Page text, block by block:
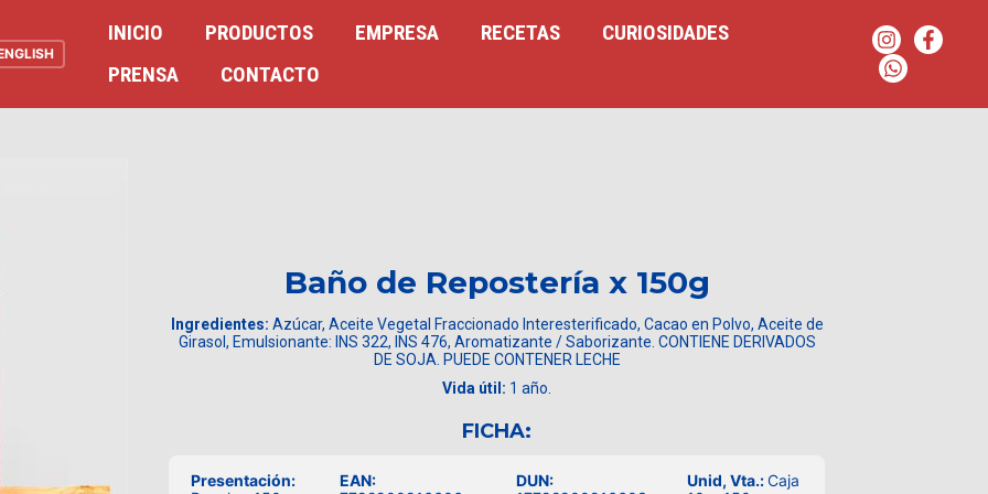
INICIO PRODUCTOS EMPRESA RECETAS
CURIOSIDADES
PRENSA
CONTACTO
Baño de Repostería x 150g
Ingredientes: Azúcar, Aceite Vegetal Fraccionado Interesterificado, Cacao en Polvo, Aceite de
Girasol, Emulsionante: INS 322, INS 476, Aromatizante / Saborizante. CONTIENE DERIVADOS
DE SOJA. PUEDE CONTENER LECHE
Vida útil: 1 año.
FICHA:
Presentación:
EAN:
DUN:
Unid, Vta.:Caja